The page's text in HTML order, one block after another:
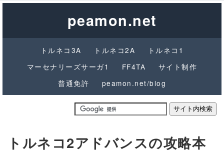
peamon.net
トルネコ3A トルネコ2A
トルネコ1
マーセナリーズサーガ1
FF4TA
サイト制作
普通免許
peamon.net/blog
トルネコ2アドバンスの攻略本